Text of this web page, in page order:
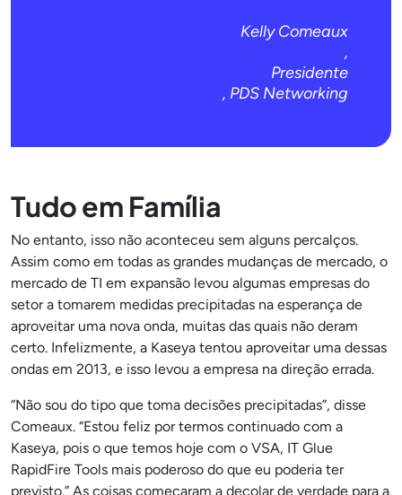
Kelly Comeaux
,
Presidente
, PDS Networking
Tudo em Família
No entanto, isso não aconteceu sem alguns percalços.
Assim como em todas as grandes mudanças de mercado, o
mercado de TI em expansão levou algumas empresas do
setor a tomarem medidas precipitadas na esperança de
aproveitar uma nova onda, muitas das quais não deram
certo. Infelizmente, a Kaseya tentou aproveitar uma dessas
ondas em 2013, e isso levou a empresa na direção errada.
“Não sou do tipo que toma decisões precipitadas”, disse
Comeaux. “Estou feliz por termos continuado com a
Kaseya, pois o que temos hoje com o VSA, IT Glue
RapidFire Tools mais poderoso do que eu poderia ter
previsto.” As coisas começaram a decolar de verdade para a